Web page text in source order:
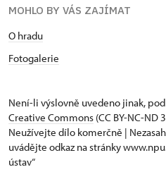
MOHLO BY VÁS ZAJÍMAT
O hradu
Fotogalerie
Není-li výslovně uvedeno jinak,
Creative Commons (CC BY-NC-ND
Neužívejte dílo komerčně |
uvádějte odkaz na stránky
ústav“